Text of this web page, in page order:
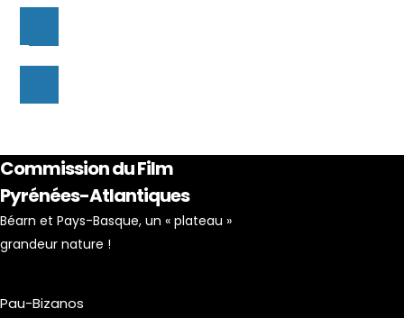
Commission du Film
Pyrénées-Atlantiques
Béarn et Pays-Basque, un « plateau »
grandeur nature !
Pau-Bizanos